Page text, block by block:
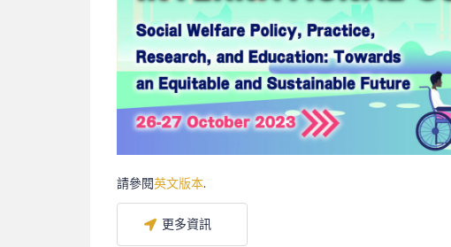
請參閱英文版本.
更多資訊